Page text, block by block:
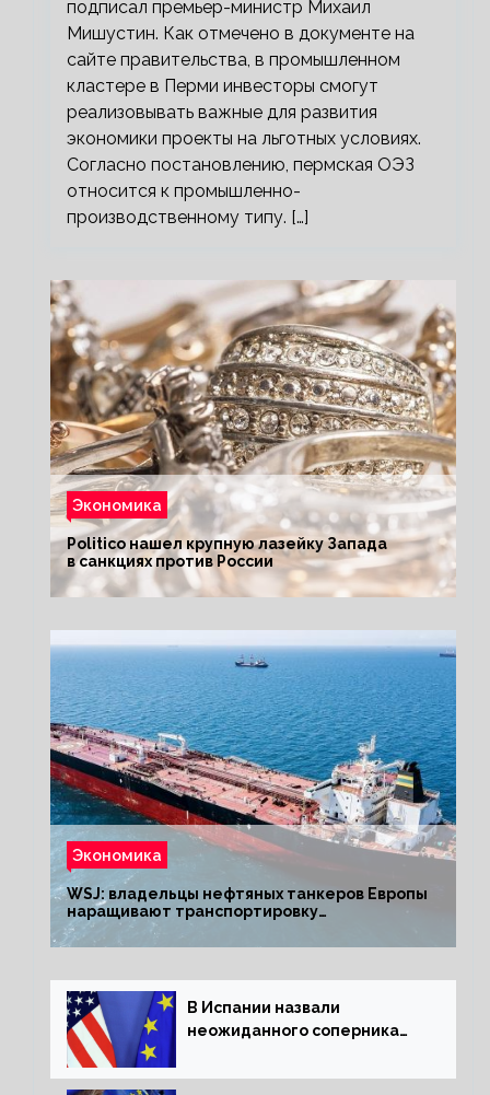
подписал премьер-министр Михаил
Мишустин. Как отмечено в документе на
сайте правительства, в промышленном
кластере в Перми инвесторы смогут
реализовывать важные для развития
экономики проекты на льготных условиях.
Согласно постановлению, пермская ОЭЗ
относится к промышленно-
производственному типу. […]
Экономика
Politico нашел крупную лазейку Запада
в санкциях против России
Экономика
WSJ: владельцы нефтяных танкеров Европы
наращивают транспортировку
из РФ до санкций
В Испании назвали
неожиданного соперника